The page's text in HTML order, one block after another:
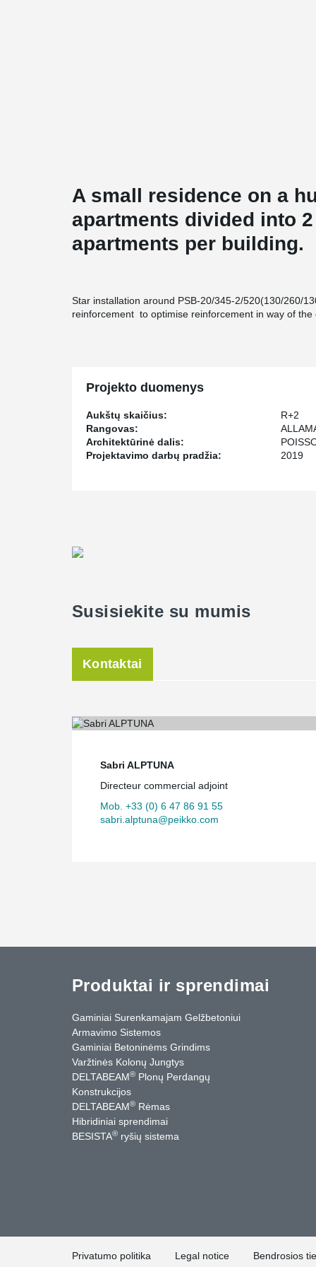
A small residence on a
apartments divided into
apartments per building.
Star installation around PSB-20/345-2/520(130/260/
reinforcement to optimise reinforcement in way of
Projekto duomenys
Aukštų skaičius:
R+2
Rangovas:
Architektūrinė dalis:
Projektavimo darbų pradžia:
2019
Susisiekite su mumis
Kontaktai
Sabri ALPTUNA
Directeur commercial adjoint
Mob. +33 (0) 6 47 86 91 55
sabri.alptuna@peikko.com
Produktai ir sprendimai
Gaminiai Surenkamajam Gelžbetoniui
Armavimo Sistemos
Gaminiai Betoninėms Grindims
Varžtinės Kolonų Jungtys
DELTABEAM® Plonų Perdangų
Konstrukcijos
DELTABEAM® Rėmas
Hibridiniai sprendimai
BESISTA® ryšių sistema
Privatumo politika Legal notice Bendrosios